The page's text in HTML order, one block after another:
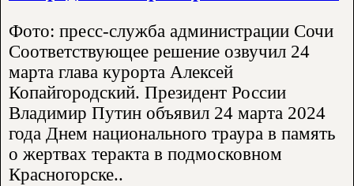
Фото: пресс-служба администрации Сочи
Соответствующее решение озвучил 24
марта глава курорта Алексей
Копайгородский. Президент России
Владимир Путин объявил 24 марта 2024
года Днем национального траура в память
о жертвах теракта в подмосковном
Красногорске..